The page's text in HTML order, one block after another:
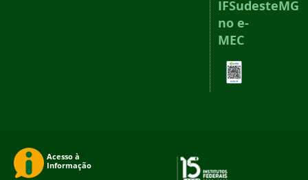
IFSudesteMG
no e-
MEC